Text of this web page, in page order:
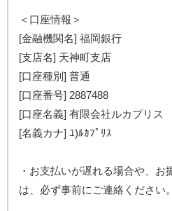
＜口座情報＞
[金融機関名] 福岡銀行
[支店名] 天神町支店
[口座種別] 普通
[口座番号] 2887488
[口座名義] 有限会社ルカプリス
[名義カナ] ﾕ)ﾙｶﾌﾟﾘｽ
・お支払いが遅れる場合や、お
は、必ず事前にご連絡ください。